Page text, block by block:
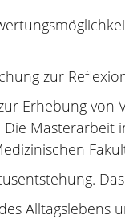
zur
Erhebung